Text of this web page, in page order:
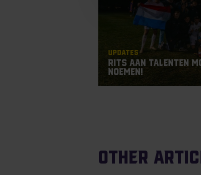
Updates
Rits aan talenten
noemen!
Other